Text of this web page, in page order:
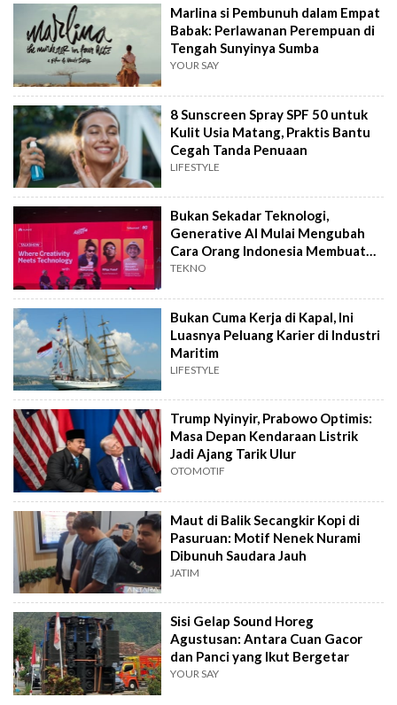
Marlina si Pembunuh dalam Empat
Babak: Perlawanan Perempuan di
Tengah Sunyinya Sumba
YOUR SAY
8 Sunscreen Spray SPF 50 untuk
Kulit Usia Matang, Praktis Bantu
Cegah Tanda Penuaan
LIFESTYLE
Bukan Sekadar Teknologi,
Generative AI Mulai Mengubah
Cara Orang Indonesia Membuat
Film
TEKNO
Bukan Cuma Kerja di Kapal, Ini
Luasnya Peluang Karier di Industri
Maritim
LIFESTYLE
Trump Nyinyir, Prabowo Optimis:
Masa Depan Kendaraan Listrik
Jadi Ajang Tarik Ulur
OTOMOTIF
Maut di Balik Secangkir Kopi di
Pasuruan: Motif Nenek Nurami
Dibunuh Saudara Jauh
JATIM
Sisi Gelap Sound Horeg
Agustusan: Antara Cuan Gacor
dan Panci yang Ikut Bergetar
YOUR SAY